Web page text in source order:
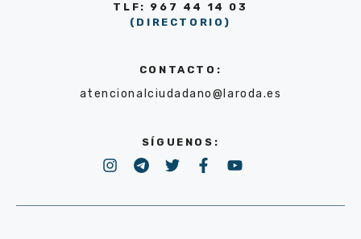
TLF: 967 44 14 03
(DIRECTORIO)
CONTACTO:
atencionalciudadano@laroda.es
SÍGUENOS: